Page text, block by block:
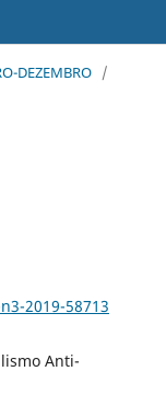
DEZEMBRO /
2019-58713
Anti-